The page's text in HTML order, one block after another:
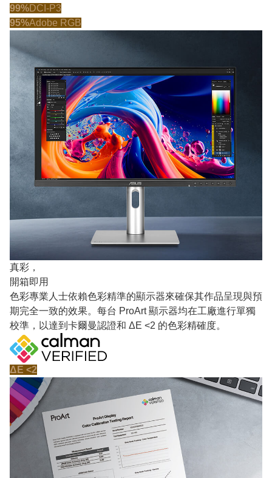
99%DCI-P3
95%Adobe RGB
真彩，
開箱即用
色彩專業人士依賴色彩精準的顯示器來確保其作品呈現與預
期完全一致的效果。每台 ProArt 顯示器均在工廠進行單獨
校準，以達到卡爾曼認證和 ΔE <2 的色彩精確度。
ΔE <2